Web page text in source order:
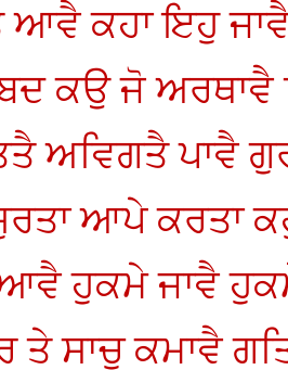
ਆਵੈ ਕਹਾ ਇਹੁ
ਕਉ ਜੋ ਅਰਥਾਵੈ
ਅਵਿਗਤੈ ਪਾਵੈ
ਆਪੇ ਕਰਤਾ
ਹੁਕਮੇ ਜਾਵੈ
ਤੇ ਸਾਚੁ ਕਮਾਵੈ